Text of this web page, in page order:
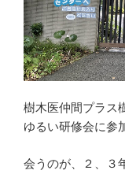
樹木医仲間プラス
ゆるい研修会に参
会うのが、２、３